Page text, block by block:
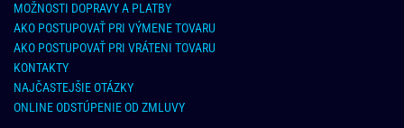
MOŽNOSTI DOPRAVY A PLATBY
AKO POSTUPOVAŤ PRI VÝMENE TOVARU
AKO POSTUPOVAŤ PRI VRÁTENI TOVARU
KONTAKTY
NAJČASTEJŠIE OTÁZKY
ONLINE ODSTÚPENIE OD ZMLUVY